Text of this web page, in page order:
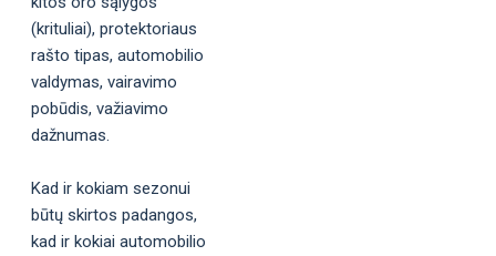
(krituliai), protektoriaus
rašto tipas, automobilio
valdymas, vairavimo
pobūdis, važiavimo
dažnumas.
Kad ir kokiam sezonui
būtų skirtos padangos,
kad ir kokiai automobilio